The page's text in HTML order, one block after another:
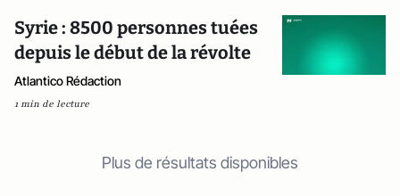
Syrie : 8500 personnes tuées
depuis le début de la révolte
Atlantico Rédaction
1 min de lecture
Plus de résultats disponibles